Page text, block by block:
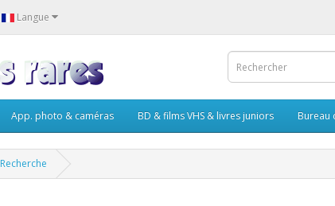
Langue
App. photo & caméras BD & films VHS & livres juniors Bureau
Recherche